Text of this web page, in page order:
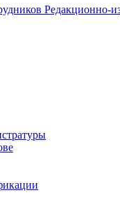
Редакционно-